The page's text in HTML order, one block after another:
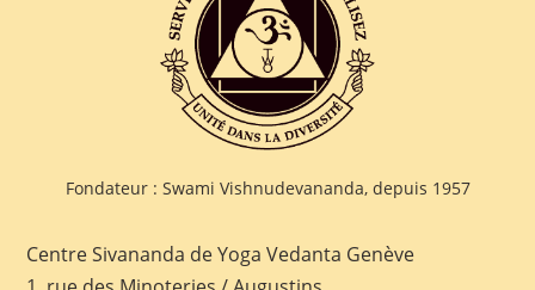
Fondateur : Swami Vishnudevananda, depuis 1957
Centre Sivananda de Yoga Vedanta Genève